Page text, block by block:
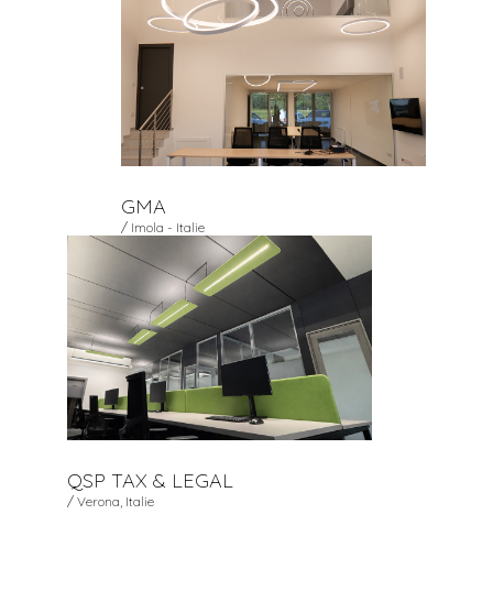
GMA
/ Imola - Italie
QSP TAX & LEGAL
/ Verona, Italie